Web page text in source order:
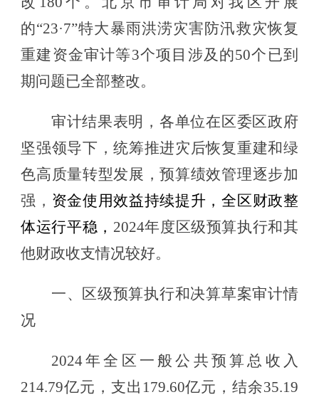
的“23·7”特大暴雨洪涝灾害防汛救灾恢复
重建资金审计等3个项目涉及的50个已到
期问题已全部整改。
审计结果表明， 各单位在区委区政府
坚强领导下，统筹推进灾后恢复重建和绿
色高质量转型发展，预算绩效管理逐步加
强 ， 资金使用效益持续提升，全区财政整
体运行平稳， 2024年度区级预算执行和其
他财政收支情况较好。
一、区级预算执行和决算草案审计情
况
2024年全区一般公共预算总收入
214.79亿元 ， 支出 179.60亿元，结余35.19